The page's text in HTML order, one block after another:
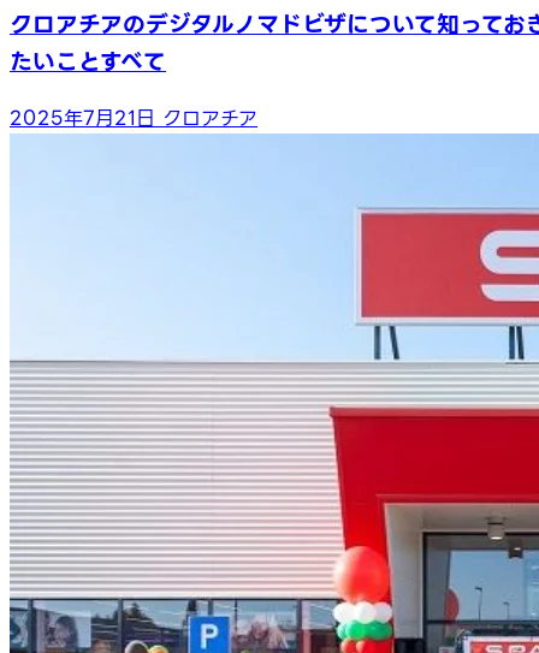
クロアチアのデジタルノマドビザについて知ってお
たいことすべて
2025年7月21日 クロアチア